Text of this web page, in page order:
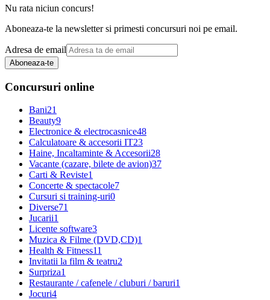
Nu rata niciun concurs!
Aboneaza-te la newsletter si primesti concursuri noi pe email.
Adresa de email
Aboneaza-te
Concursuri online
Bani21
Beauty9
Electronice & electrocasnice48
Calculatoare & accesorii IT23
Haine, Incaltaminte & Accesorii28
Vacante (cazare, bilete de avion)37
Carti & Reviste1
Concerte & spectacole7
Cursuri si training-uri0
Diverse71
Jucarii1
Licente software3
Muzica & Filme (DVD,CD)1
Health & Fitness11
Invitatii la film & teatru2
Surpriza1
Restaurante / cafenele / cluburi / baruri1
Jocuri4